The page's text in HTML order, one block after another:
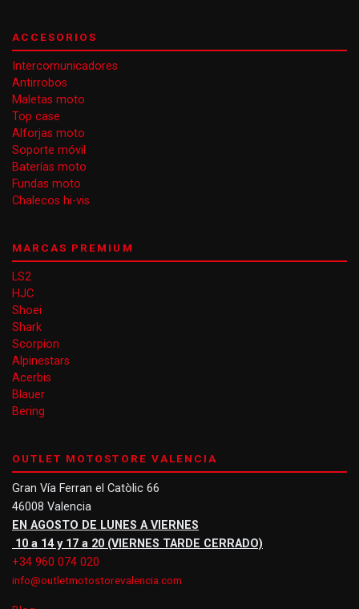
ACCESORIOS
Intercomunicadores
Antirrobos
Maletas moto
Top case
Alforjas moto
Soporte móvil
Baterías moto
Fundas moto
Chalecos hi-vis
MARCAS PREMIUM
LS2
HJC
Shoei
Shark
Scorpion
Alpinestars
Acerbis
Blauer
Bering
OUTLET MOTOSTORE VALENCIA
Gran Vía Ferran el Catòlic 66
46008 Valencia
EN AGOSTO DE LUNES A VIERNES
10 a 14 y 17 a 20 (VIERNES TARDE CERRADO)
+34 960 074 020
info@outletmotostorevalencia.com